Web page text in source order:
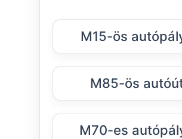
M15-ös
M85-ös
M70-es